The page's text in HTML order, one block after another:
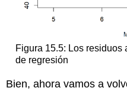
Figura 15.5: Los
de regresión
Bien, ahora vamos a